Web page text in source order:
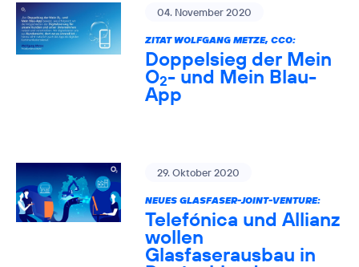
04. November 2020
ZITAT WOLFGANG METZE, CCO:
Doppelsieg der Mein
O2- und Mein Blau-
App
29. Oktober 2020
NEUES GLASFASER-JOINT-VENTURE:
Telefónica und Allianz
wollen
Glasfaserausbau in